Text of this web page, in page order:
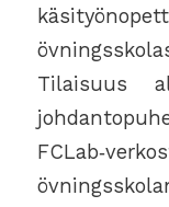
Tilaisuus